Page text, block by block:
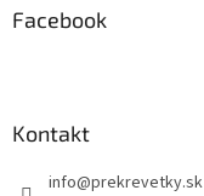
Facebook
Kontakt
info@prekrevetky.sk